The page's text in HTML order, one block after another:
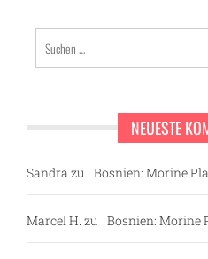
Suchen
nach:
NEUESTE
Sandra zu Bosnien: Morine
Marcel H. zu Bosnien: Morine